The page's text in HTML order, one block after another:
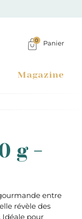
0 Panier
fine en ligne
Magazine
g -
entre
révèle des
Idéale pour